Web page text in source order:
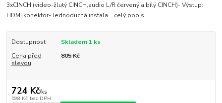
3xCINCH (video-žlutý CINCH,audio L/R červený a bílý CINCH)- Výstup:
HDMI konektor- Jednoduchá instala... celý popis
Dostupnost
Skladem 1 ks
Cena před
slevou
805 Kč
724 Kč/ks
598 Kč bez DPH